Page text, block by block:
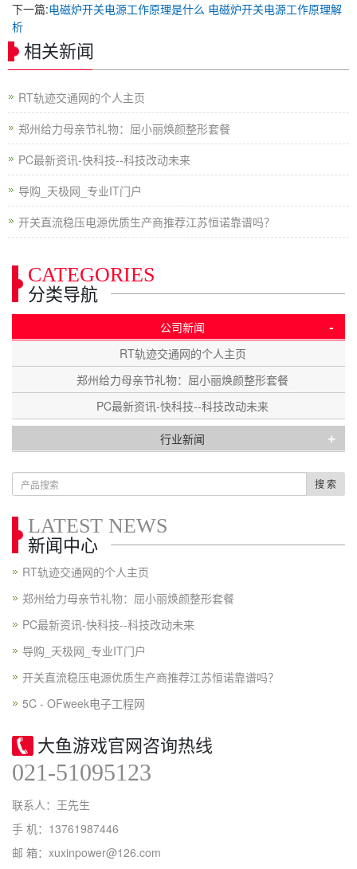
下一篇:电磁炉开关电源工作原理是什么 电磁炉开关电源工作原理解
析
相关新闻
RT轨迹交通网的个人主页
郑州给力母亲节礼物：屈小丽焕颜整形套餐
PC最新资讯-快科技--科技改动未来
导购_天极网_专业IT门户
开关直流稳压电源优质生产商推荐江苏恒诺靠谱吗？
CATEGORIES
分类导航
公司新闻 -
RT轨迹交通网的个人主页
郑州给力母亲节礼物：屈小丽焕颜整形套餐
PC最新资讯-快科技--科技改动未来
行业新闻 +
搜 索
LATEST NEWS
新闻中心
RT轨迹交通网的个人主页
郑州给力母亲节礼物：屈小丽焕颜整形套餐
PC最新资讯-快科技--科技改动未来
导购_天极网_专业IT门户
开关直流稳压电源优质生产商推荐江苏恒诺靠谱吗？
5C - OFweek电子工程网
大鱼游戏官网咨询热线
021-51095123
联系人：王先生
手 机：13761987446
邮 箱：xuxinpower@126.com